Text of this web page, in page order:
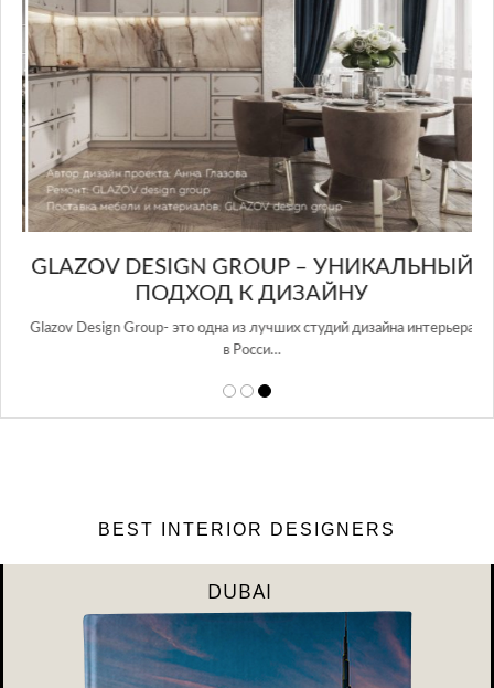
GLAZOV DESIGN GROUP – УНИКАЛЬНЫЙ
ПОДХОД К ДИЗАЙНУ
Glazov Design Group- это одна из лучших студий дизайна интерьера
в Росси…
BEST INTERIOR DESIGNERS
DUBAI